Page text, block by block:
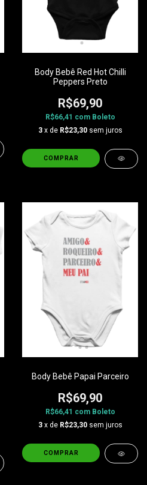
Body Bebê Red Hot Chilli
Peppers Preto
R$69,90
R$66,41 com Boleto
3 x de R$23,30 sem juros
COMPRAR
Body Bebê Papai Parceiro
R$69,90
R$66,41 com Boleto
3 x de R$23,30 sem juros
COMPRAR